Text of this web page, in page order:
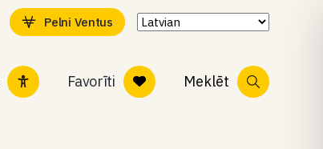
Pelni Ventus
Favorīti Meklēt